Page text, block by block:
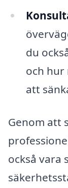
du
och
att
Genom att
också vara